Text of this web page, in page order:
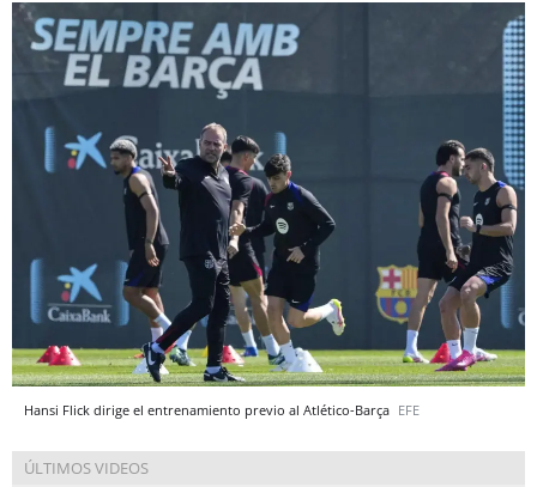
Hansi Flick dirige el entrenamiento previo al Atlético-Barça EFE